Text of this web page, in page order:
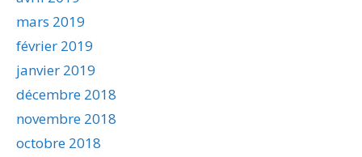
mars 2019
février 2019
janvier 2019
décembre 2018
novembre 2018
octobre 2018